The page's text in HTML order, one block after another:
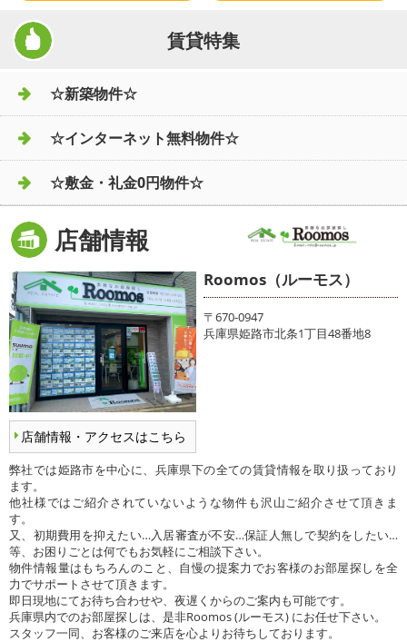
賃貸特集
☆新築物件☆
☆インターネット無料物件☆
☆敷金・礼金0円物件☆
店舗情報
店舗情報・アクセスはこちら
Roomos（ルーモス）
〒670-0947
兵庫県姫路市北条1丁目48番地8
弊社では姫路市を中心に、兵庫県下の全ての賃貸情報を取り扱っており
ます。
他社様ではご紹介されていないような物件も沢山ご紹介させて頂きま
す。
又、初期費用を抑えたい…入居審査が不安…保証人無しで契約をしたい…
等、お困りごとは何でもお気軽にご相談下さい。
物件情報量はもちろんのこと、自慢の提案力でお客様のお部屋探しを全
力でサポートさせて頂きます。
即日現地にてお待ち合わせや、夜遅くからのご案内も可能です。
兵庫県内でのお部屋探しは、是非Roomos (ルーモス) にお任せ下さい。
スタッフ一同、お客様のご来店を心よりお待ちしております。